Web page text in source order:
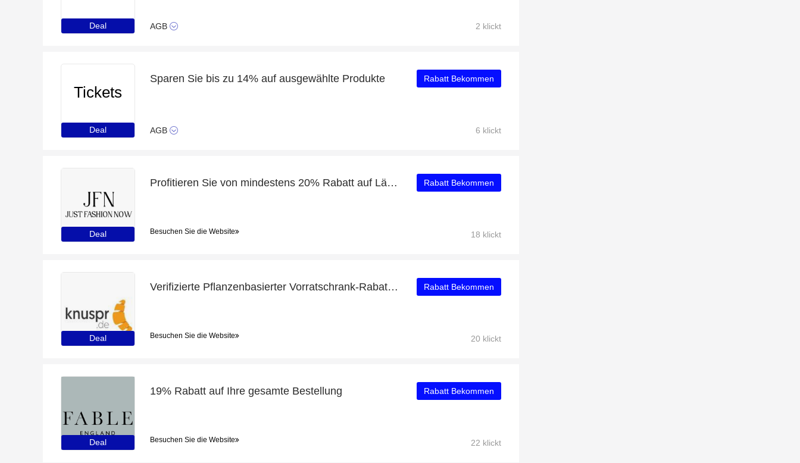
Deal AGB 2 klickt
Tickets
Deal
Sparen Sie bis zu 14% auf ausgewählte Produkte
AGB
Rabatt Bekommen
6 klickt
Deal
Profitieren Sie von mindestens 20% Rabatt auf Lässig Meer Weit V-Ausschnitt Sweatshirt
Besuchen Sie die Website
Rabatt Bekommen
18 klickt
Deal
Verifizierte Pflanzenbasierter Vorratschrank-Rabatte: 19% Rabatt
Besuchen Sie die Website
Rabatt Bekommen
20 klickt
Deal
19% Rabatt auf Ihre gesamte Bestellung
Besuchen Sie die Website
Rabatt Bekommen
22 klickt